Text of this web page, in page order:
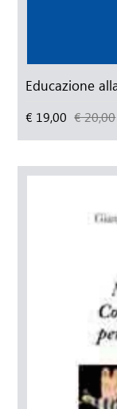
Educazione
€ 19,00 € 20,00